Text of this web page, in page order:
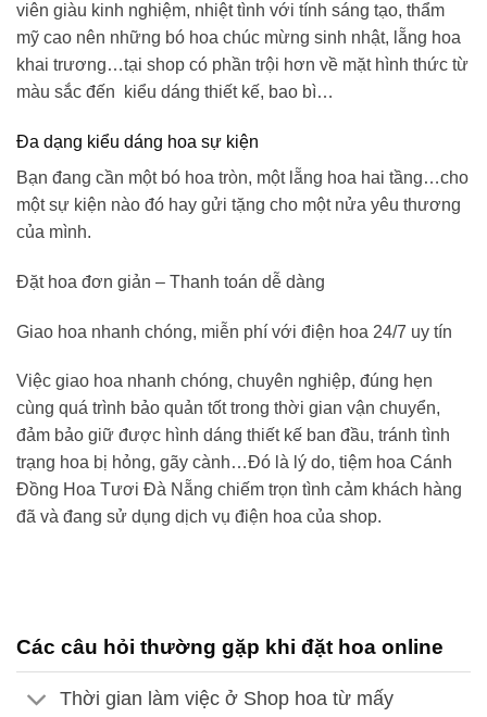
viên giàu kinh nghiệm, nhiệt tình với tính sáng tạo, thẩm
mỹ cao nên những bó hoa chúc mừng sinh nhật, lẵng hoa
khai trương…tại shop có phần trội hơn về mặt hình thức từ
màu sắc đến kiểu dáng thiết kế, bao bì…
Đa dạng kiểu dáng hoa sự kiện
Bạn đang cần một bó hoa tròn, một lẵng hoa hai tầng…cho
một sự kiện nào đó hay gửi tặng cho một nửa yêu thương
của mình.
Đặt hoa đơn giản – Thanh toán dễ dàng
Giao hoa nhanh chóng, miễn phí với điện hoa 24/7 uy tín
Việc giao hoa nhanh chóng, chuyên nghiệp, đúng hẹn
cùng quá trình bảo quản tốt trong thời gian vận chuyển,
đảm bảo giữ được hình dáng thiết kế ban đầu, tránh tình
trạng hoa bị hỏng, gãy cành…Đó là lý do, tiệm hoa Cánh
Đồng Hoa Tươi Đà Nẵng chiếm trọn tình cảm khách hàng
đã và đang sử dụng dịch vụ điện hoa của shop.
Các câu hỏi thường gặp khi đặt hoa online
Thời gian làm việc ở Shop hoa từ mấy